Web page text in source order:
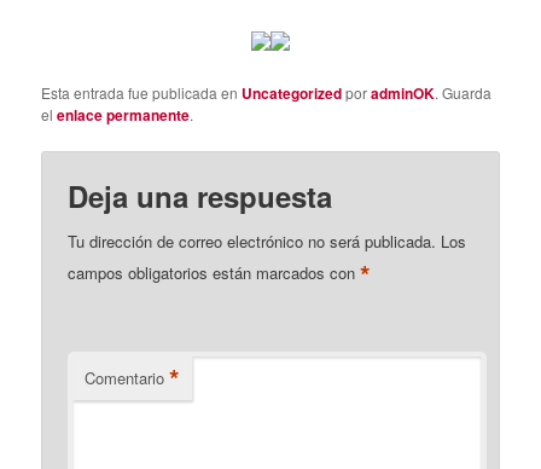
Esta entrada fue publicada en UncategorizedporadminOK. Guarda
elenlace permanente.
Deja una respuesta
Tu dirección de correo electrónico no será publicada. Los
campos obligatorios están marcados con*
Comentario *